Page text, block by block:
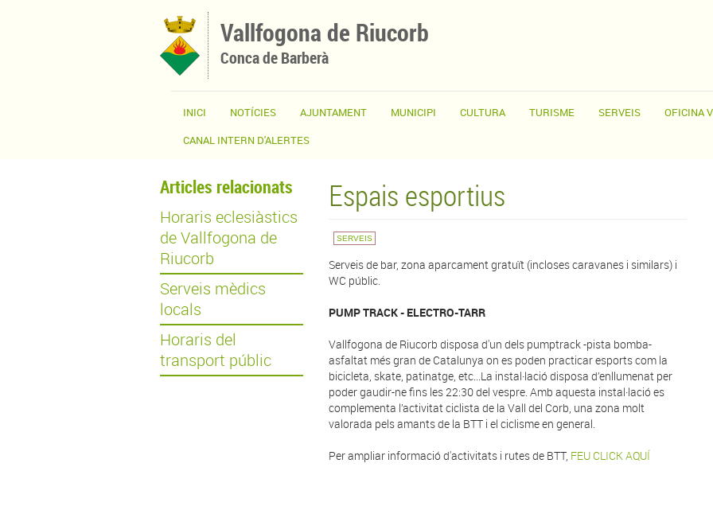
Vallfogona de Riucorb
Conca de Barberà
INICI NOTÍCIES AJUNTAMENT MUNICIPI CULTURA TURISME SERVEIS
OFICINA
CANAL INTERN D'ALERTES
Articles relacionats
Horaris eclesiàstics
de Vallfogona de
Riucorb
Serveis mèdics
locals
Horaris del
transport públic
Espais esportius
SERVEIS
Serveis de bar, zona aparcament gratuït (incloses caravanes i similars) i
WC públic.
PUMP TRACK - ELECTRO-TARR
Vallfogona de Riucorb disposa d'un dels pumptrack -pista bomba-
asfaltat més gran de Catalunya on es poden practicar esports com la
bicicleta, skate, patinatge, etc...La instal·lació disposa d’enllumenat per
poder gaudir-ne fins les 22:30 del vespre. Amb aquesta instal·lació es
complementa l’activitat ciclista de la Vall del Corb, una zona molt
valorada pels amants de la BTT i el ciclisme en general.
Per ampliar informació d'activitats i rutes de BTT, FEU CLICK AQUÍ